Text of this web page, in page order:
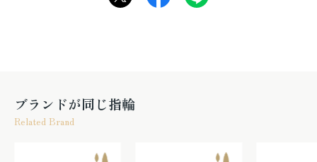
ブランドが同じ指輪
Related Brand